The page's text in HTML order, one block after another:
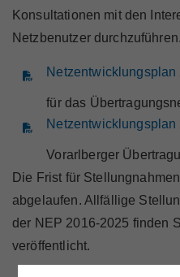
Konsultationen mit den
Netzbenutzer durchzuführen.
Netzentwicklungsplan
Netzentwicklungsplan
Die Frist für
abgelaufen. Allfällige
der NEP 2016-2025 finden
veröffentlicht.